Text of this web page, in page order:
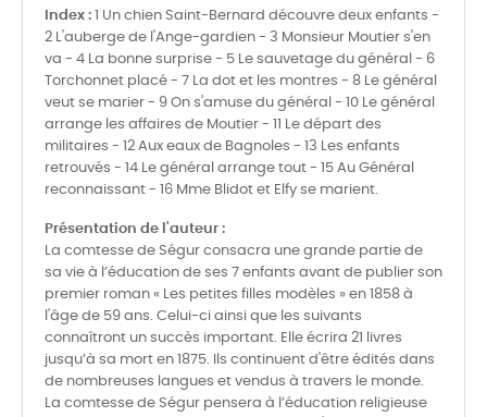
Index : 1 Un chien Saint-Bernard découvre deux enfants -
2 L'auberge de l'Ange-gardien - 3 Monsieur Moutier s'en
va - 4 La bonne surprise - 5 Le sauvetage du général - 6
Torchonnet placé - 7 La dot et les montres - 8 Le général
veut se marier - 9 On s'amuse du général - 10 Le général
arrange les affaires de Moutier - 11 Le départ des
militaires - 12 Aux eaux de Bagnoles - 13 Les enfants
retrouvés - 14 Le général arrange tout - 15 Au Général
reconnaissant - 16 Mme Blidot et Elfy se marient.
Présentation de l'auteur :
La comtesse de Ségur consacra une grande partie de
sa vie à l’éducation de ses 7 enfants avant de publier son
premier roman « Les petites filles modèles » en 1858 à
l'âge de 59 ans. Celui-ci ainsi que les suivants
connaîtront un succès important. Elle écrira 21 livres
jusqu’à sa mort en 1875. Ils continuent d'être édités dans
de nombreuses langues et vendus à travers le monde.
La comtesse de Ségur pensera à l’éducation religieuse